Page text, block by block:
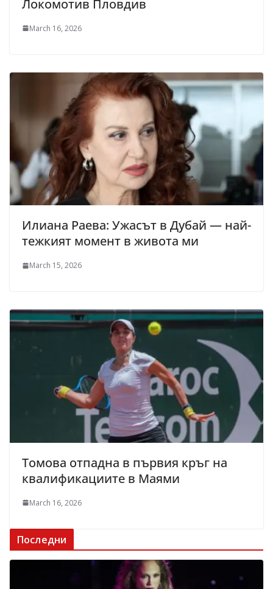
Локомотив Пловдив
March 16, 2026
Илиана Раева: Ужасът в Дубай — най-
тежкият момент в живота ми
March 15, 2026
Томова отпадна в първия кръг на
квалификациите в Маями
March 16, 2026
Последни